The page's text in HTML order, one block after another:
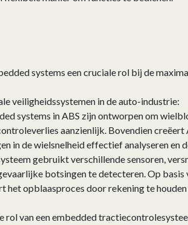
systems een cruciale rol bij de
veiligheidssystemen in de auto-industrie:
systems in ABS zijn ontworpen om
aanzienlijk. Bovendien
in de wielsnelheid effectief analyseren en
gebruikt verschillende sensoren,
botsingen te detecteren. Op
het opblaasproces door rekening te
rol van een embedded